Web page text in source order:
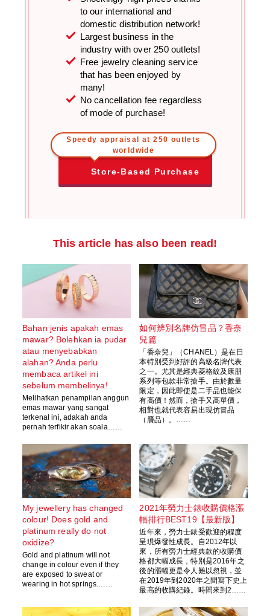
to our international and
domestic distribution network!
Largest business in the
industry with over 250 outlets!
Free jewelry cleaning service
that has been enjoyed by
many!
No cancellation fee regardless
of mode of purchase!
Speedy appraisal at 250 outlets
worldwide
Store-Based Purchase
This article has also been read!
Bahan jenis apakah emas
mawar? Bolehkan ia pudar
atau menyebabkan
alahan? Anda perlu
membaca artikel ini
sebelum membelinya!
Melihatkan penampilan anggun
emas mawar yang sangat
terkenal ini, adakah anda
pernah terfikir akan soala……
如何辨別名牌仿冒品？香奈
兒篇
「香奈兒」（CHANEL）是在日
本特別受到好評的高級名牌代表
之一。尤其是經典菱格紋及康朋
系列等包款非常搶手。由於數量
限定，因此即使是二手品也能保
有高價！然而，搶手又高單價，
相對也就代表容易出現仿冒品
（贗品）。……
My jewellery has changed
colour! Does gold and
platinum really do not
oxidize?
Gold and platinum will not
change in colour even if they
are exposed to sweat or
wearing in hot springs.……
2021年勞力士錶收購價格漲
幅排行BEST19【最新版】
近年來，勞力士錶受歡迎的程度
呈現爆發性成長。自2012年以
來，所有勞力士經典款的收購價
格都大幅成長，特別是2016年之
後的漲幅更是令人難以忽視，並
在2019年到2020年之間寫下史上
最高的收購紀錄。時間來到2……